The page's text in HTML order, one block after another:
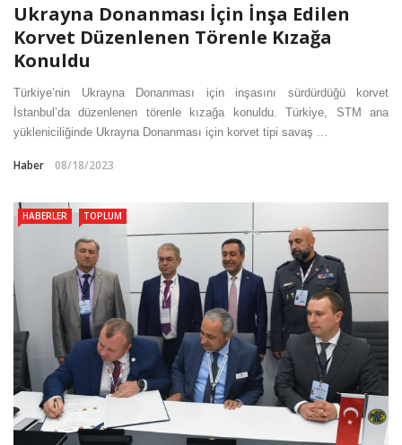
Ukrayna Donanması İçin İnşa Edilen
Korvet Düzenlenen Törenle Kızağa
Konuldu
Türkiye’nin Ukrayna Donanması için inşasını sürdürdüğü korvet
İstanbul’da düzenlenen törenle kızağa konuldu. Türkiye, STM ana
yükleniciliğinde Ukrayna Donanması için korvet tipi savaş ...
Haber 08/18/2023
HABERLER TOPLUM